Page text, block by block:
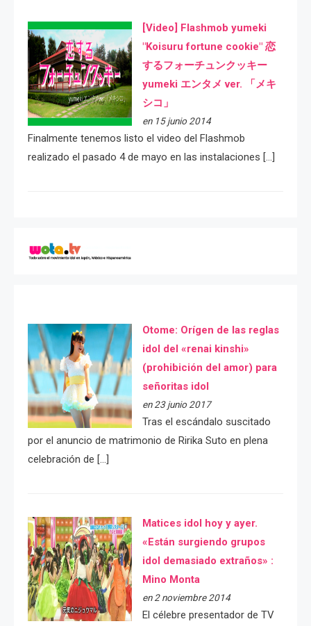
[Video] Flashmob yumeki
"Koisuru fortune cookie" 恋
するフォーチュンクッキー
yumeki エンタメ ver. 「メキ
シコ」
en 15 junio 2014
Finalmente tenemos listo el video del Flashmob
realizado el pasado 4 de mayo en las instalaciones […]
Otome: Orígen de las reglas
idol del «renai kinshi»
(prohibición del amor) para
señoritas idol
en 23 junio 2017
Tras el escándalo suscitado
por el anuncio de matrimonio de Ririka Suto en plena
celebración de […]
Matices idol hoy y ayer.
«Están surgiendo grupos
idol demasiado extraños» :
Mino Monta
en 2 noviembre 2014
El célebre presentador de TV